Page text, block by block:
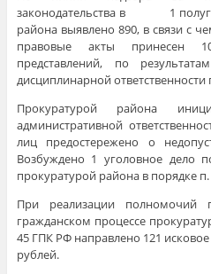
законодательства в 1
района выявлено 890, в связи с
правовые акты принесен
представлений, по
дисциплинарной
Прокуратурой района
административной
лиц предостережено о
Возбуждено 1 уголовное дело
прокуратурой района в порядке
При реализации полномочий
гражданском процессе
45 ГПК РФ направлено 121
рублей.